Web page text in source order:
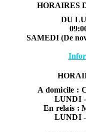
HORAIRES
DU
SAMEDI (De
A domicile :
LUNDI
En relais :
LUNDI